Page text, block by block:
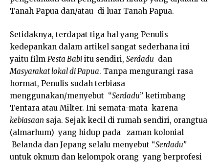
Tanah Papua dan/atau di luar Tanah Papua.
Setidaknya, terdapat tiga hal yang Penulis
kedepankan dalam artikel sangat sederhana ini
yaitu film Pesta Babi itu sendiri, Serdadu dan
Masyarakat lokal di Papua. Tanpa mengurangi rasa
hormat, Penulis sudah terbiasa
menggunakan/menyebut “Serdadu” ketimbang
Tentara atau Milter. Ini semata-mata karena
kebiasaan saja. Sejak kecil di rumah sendiri, orangtua
(almarhum) yang hidup pada zaman kolonial
Belanda dan Jepang selalu menyebut “Serdadu”
untuk oknum dan kelompok orang yang berprofesi